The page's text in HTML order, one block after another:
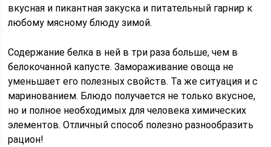
вкусная и пикантная закуска и питательный гарнир к
любому мясному блюду зимой.
Содержание белка в ней в три раза больше, чем в
белокочанной капусте. Замораживание овоща не
уменьшает его полезных свойств. Та же ситуация и с
маринованием. Блюдо получается не только вкусное,
но и полное необходимых для человека химических
элементов. Отличный способ полезно разнообразить
рацион!